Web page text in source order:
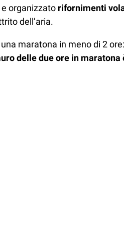
organizzato rifornimenti
dell’aria.
maratona in meno di 2
delle due ore in maratona